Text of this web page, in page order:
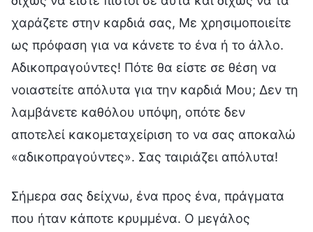
χαράζετε στην καρδιά σας, Με χρησιμοποιείτε
ως πρόφαση για να κάνετε το ένα ή το άλλο.
Αδικοπραγούντες! Πότε θα είστε σε θέση να
νοιαστείτε απόλυτα για την καρδιά Μου; Δεν τη
λαμβάνετε καθόλου υπόψη, οπότε δεν
αποτελεί κακομεταχείριση το να σας αποκαλώ
«αδικοπραγούντες». Σας ταιριάζει απόλυτα!
Σήμερα σας δείχνω, ένα προς ένα, πράγματα
που ήταν κάποτε κρυμμένα. Ο μεγάλος